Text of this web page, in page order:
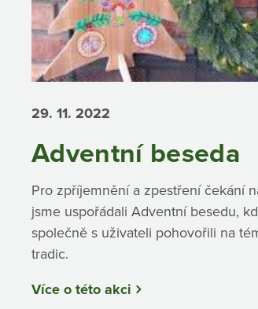
29. 11. 2022
Adventní beseda
Pro zpříjemnění a zpestření čekání
jsme uspořádali Adventní besedu,
společně s uživateli pohovořili na
tradic.
Více o této akci